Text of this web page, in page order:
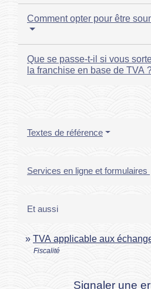
Comment opter pour être
Que se passe-t-il si vous
la franchise en base de TVA
Textes de référence
Services en ligne et formulaires
Et aussi
TVA applicable aux
Fiscalité
Signaler une